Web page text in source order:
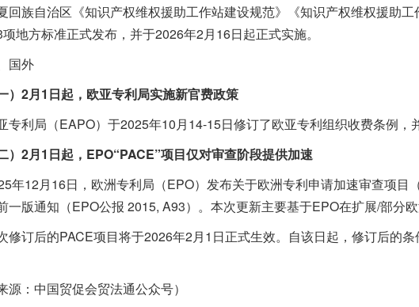
族自治区《知识产权维权援助工作站建设规范》《知识产权维权援助工
地方标准正式发布，并于2026年2月16日起正式实施。
外
一）2月1日起，欧亚专利局实施新官费政策
利局（EAPO）于2025年10月14-15日修订了欧亚专利组织收费条例，
二）2月1日起，EPO“PACE”项目仅对审查阶段提供加速
12月16日，欧洲专利局（EPO）发布关于欧洲专利申请加速审查项目
一版通知（EPO公报 2015, A93）。本次更新主要基于EPO在扩展/部分
订后的PACE项目将于2026年2月1日正式生效。自该日起，修订后的条
：中国贸促会贸法通公众号）